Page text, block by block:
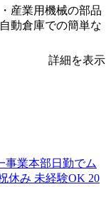
産業用機械の部品
動倉庫での簡単な
詳細を表示